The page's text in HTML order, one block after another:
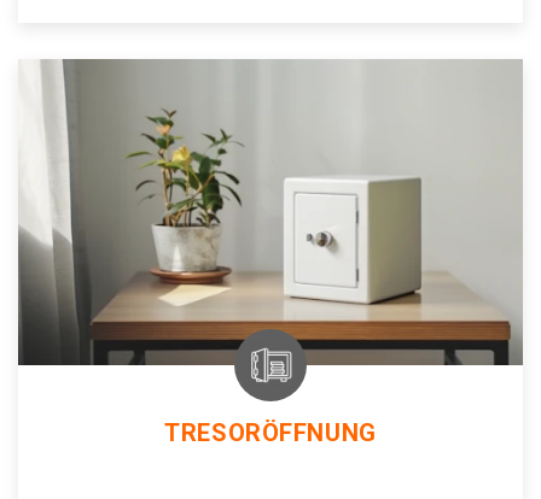
TRESORÖFFNUNG